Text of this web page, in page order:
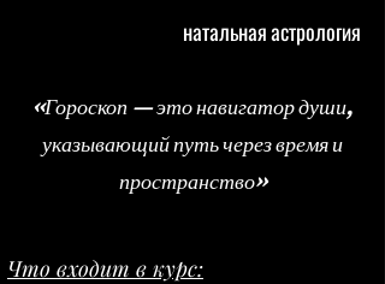
натальная астрология
«Гороскоп — это навигатор души,
указывающий путь через время и
пространство»
Что входит в курс: